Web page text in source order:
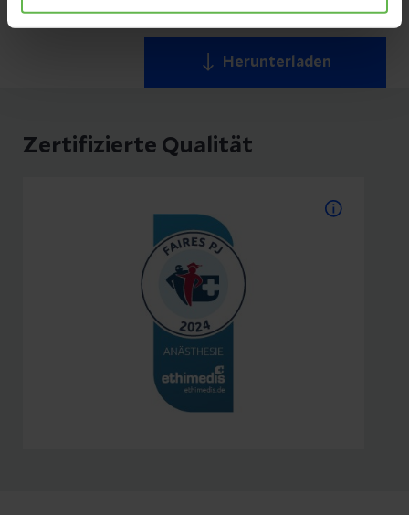
Herunterladen
Zertifizierte Qualität
Faires PJ 2024: Anästhesie
Die Klinik für Anästhesie ist durch
Ethimedis für ein „Faires PJ 2024“